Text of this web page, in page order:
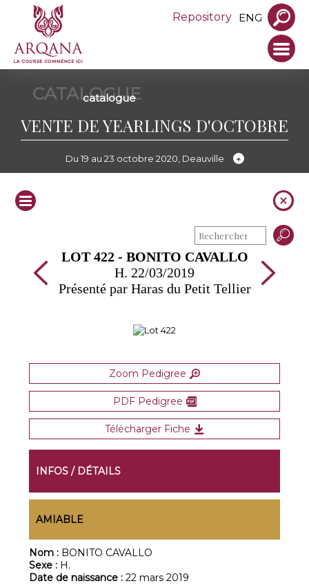
Repository ENG
CATALOGUE
catalogue
VENTE DE YEARLINGS D'OCTOBRE
Du 19 au 23 octobre 2020, Deauville
LOT 422 - BONITO CAVALLO
H. 22/03/2019
Présenté par Haras du Petit Tellier
Zoom Pedigree
PDF Pedigree
Télécharger Fiche
INFOS / DÉTAILS
AMIABLE
Nom : BONITO CAVALLO
Sexe : H.
Date de naissance :22 mars 2019